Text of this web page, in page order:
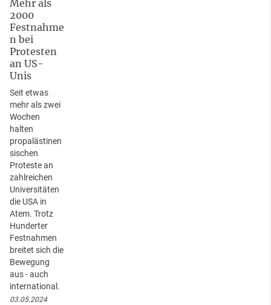
Mehr als
2000
Festnahme
n bei
Protesten
an US-
Unis
Seit etwas
mehr als zwei
Wochen
halten
propalästinen
sischen
Proteste an
zahlreichen
Universitäten
die USA in
Atem. Trotz
Hunderter
Festnahmen
breitet sich die
Bewegung
aus - auch
international.
03.05.2024